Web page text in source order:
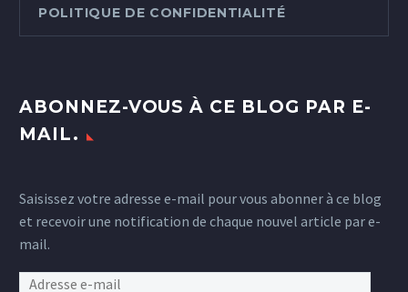
POLITIQUE DE CONFIDENTIALITÉ
ABONNEZ-VOUS À CE BLOG PAR E-
MAIL.
Saisissez votre adresse e-mail pour vous abonner à ce blog
et recevoir une notification de chaque nouvel article par e-
mail.
Adresse